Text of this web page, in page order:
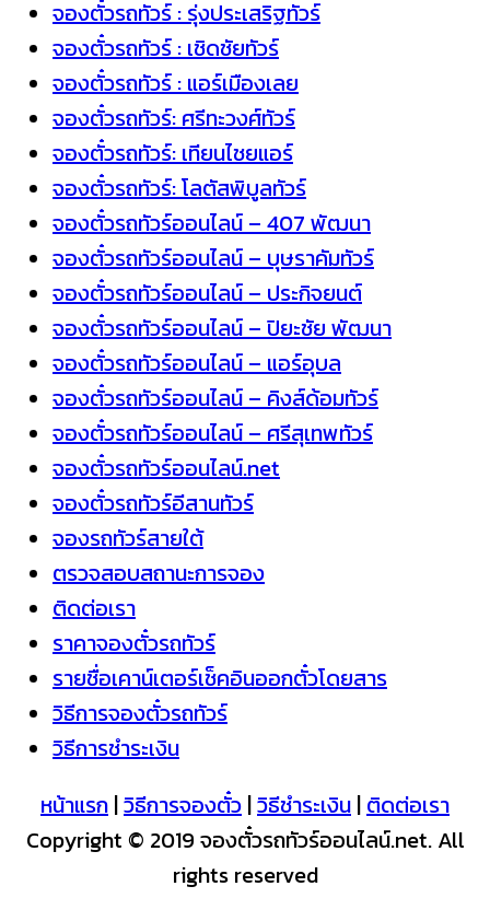
จองตั๋วรถทัวร์ : รุ่งประเสริฐทัวร์
จองตั๋วรถทัวร์ : เชิดชัยทัวร์
จองตั๋วรถทัวร์ : แอร์เมืองเลย
จองตั๋วรถทัวร์: ศรีทะวงศ์ทัวร์
จองตั๋วรถทัวร์: เทียนไชยแอร์
จองตั๋วรถทัวร์: โลตัสพิบูลทัวร์
จองตั๋วรถทัวร์ออนไลน์ – 407 พัฒนา
จองตั๋วรถทัวร์ออนไลน์ – บุษราคัมทัวร์
จองตั๋วรถทัวร์ออนไลน์ – ประกิจยนต์
จองตั๋วรถทัวร์ออนไลน์ – ปิยะชัย พัฒนา
จองตั๋วรถทัวร์ออนไลน์ – แอร์อุบล
จองตั๋วรถทัวร์ออนไลน์ – คิงส์ด้อมทัวร์
จองตั๋วรถทัวร์ออนไลน์ – ศรีสุเทพทัวร์
จองตั๋วรถทัวร์ออนไลน์.net
จองตั๋วรถทัวร์อีสานทัวร์
จองรถทัวร์สายใต้
ตรวจสอบสถานะการจอง
ติดต่อเรา
ราคาจองตั๋วรถทัวร์
รายชื่อเคาน์เตอร์เช็คอินออกตั๋วโดยสาร
วิธีการจองตั๋วรถทัวร์
วิธีการชำระเงิน
หน้าแรก |วิธีการจองตั๋ว |วิธีชำระเงิน | ติดต่อเรา
Copyright © 2019 จองตั๋วรถทัวร์ออนไลน์.net. All
rights reserved